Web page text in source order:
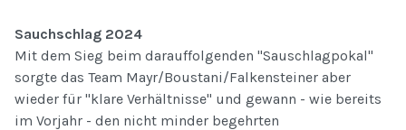
Sauchschlag 2024
Mit dem Sieg beim darauffolgenden "Sauschlagpokal"
sorgte das Team Mayr/Boustani/Falkensteiner aber
wieder für "klare Verhältnisse" und gewann - wie bereits
im Vorjahr - den nicht minder begehrten